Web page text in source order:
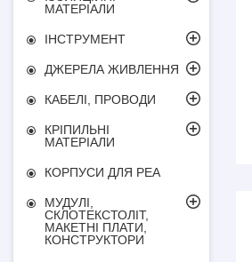
МАТЕРІАЛИ
ІНСТРУМЕНТ
ДЖЕРЕЛА ЖИВЛЕННЯ
КАБЕЛІ, ПРОВОДИ
КРІПИЛЬНІ
МАТЕРІАЛИ
КОРПУСИ ДЛЯ РЕА
МУДУЛІ,
СКЛОТЕКСТОЛІТ,
МАКЕТНІ ПЛАТИ,
КОНСТРУКТОРИ